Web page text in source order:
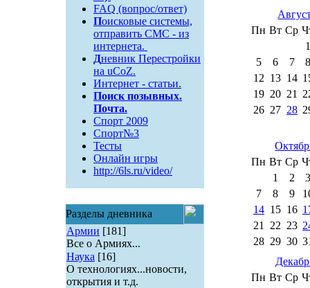
FAQ (вопрос/ответ)
Поисковые системы,
отправить СМС - из
интернета.
Дневник Перестройки
на uCoZ.
Интернет - статьи.
Поиск позывных.
Почта.
Спорт 2009
Спорт№3
Тесты
Онлайн игры
http://6ls.ru/video/
Разделы дневника
Армии [181]
Все о Армиях...
Наука [16]
О технологиях...новости,
открытия и т.д.
Пн Вт Ср
1
5
6 7
8
12 13 14
19 20 21
26 27 28
Пн Вт Ср
1
2
3
7
8 9
14 15 16
21
22 23
28 29 30
Пн Вт Ср